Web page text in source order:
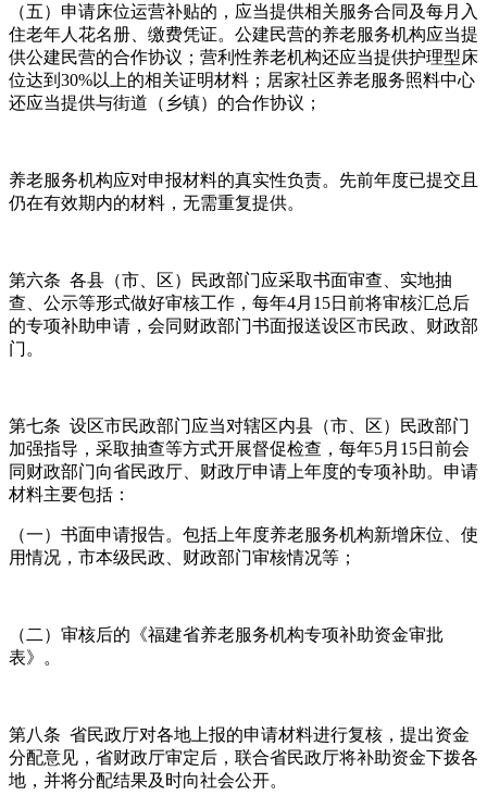
（五）申请床位运营补贴的，应当提供相关服务合同及每月入
住老年人花名册、缴费凭证。公建民营的养老服务机构应当提
供公建民营的合作协议；营利性养老机构还应当提供护理型床
位达到30%以上的相关证明材料；居家社区养老服务照料中心
还应当提供与街道（乡镇）的合作协议；
养老服务机构应对申报材料的真实性负责。先前年度已提交且
仍在有效期内的材料，无需重复提供。
第六条 各县（市、区）民政部门应采取书面审查、实地抽
查、公示等形式做好审核工作，每年4月15日前将审核汇总后
的专项补助申请，会同财政部门书面报送设区市民政、财政部
门。
第七条 设区市民政部门应当对辖区内县（市、区）民政部门
加强指导，采取抽查等方式开展督促检查，每年5月15日前会
同财政部门向省民政厅、财政厅申请上年度的专项补助。申请
材料主要包括：
（一）书面申请报告。包括上年度养老服务机构新增床位、使
用情况，市本级民政、财政部门审核情况等；
（二）审核后的《福建省养老服务机构专项补助资金审批
表》。
第八条 省民政厅对各地上报的申请材料进行复核，提出资金
分配意见，省财政厅审定后，联合省民政厅将补助资金下拨各
地，并将分配结果及时向社会公开。